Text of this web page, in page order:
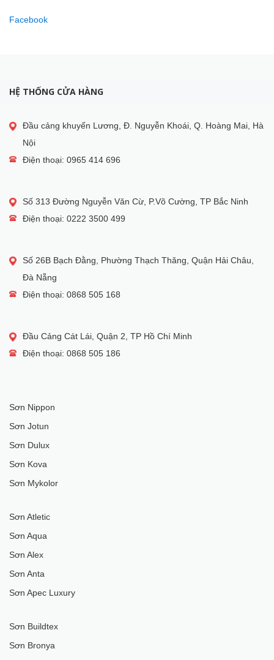
Facebook
HỆ THỐNG CỬA HÀNG
Đầu cảng khuyến Lương, Đ. Nguyễn Khoái, Q. Hoàng Mai, Hà
Nội
Điện thoại: 0965 414 696
Số 313 Đường Nguyễn Văn Cừ, P.Võ Cường, TP Bắc Ninh
Điện thoại: 0222 3500 499
Số 26B Bạch Đằng, Phường Thạch Thăng, Quận Hải Châu,
Đà Nẵng
Điện thoại: 0868 505 168
Đầu Cảng Cát Lái, Quận 2, TP Hồ Chí Minh
Điện thoại: 0868 505 186
Sơn Nippon
Sơn Jotun
Sơn Dulux
Sơn Kova
Sơn Mykolor
Sơn Atletic
Sơn Aqua
Sơn Alex
Sơn Anta
Sơn Apec Luxury
Sơn Buildtex
Sơn Bronya